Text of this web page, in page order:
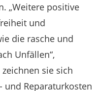
„Weitere positive
und
die rasche und
Unfällen“,
sie sich
und Reparaturkosten